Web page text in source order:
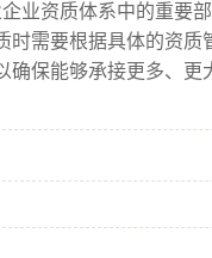
业资质体系中的重要
需要根据具体的资
保能够承接更多、